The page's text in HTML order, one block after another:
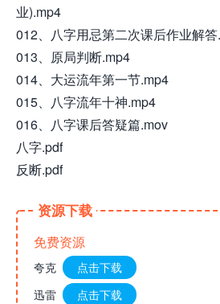
业).mp4
012、八字用忌第二次课后作业解
013、原局判断.mp4
014、大运流年第一节.mp4
015、八字流年十神.mp4
016、八字课后答疑篇.mov
八字.pdf
反断.pdf
资源下载
免费资源
夸克
点击下载
迅雷
点击下载